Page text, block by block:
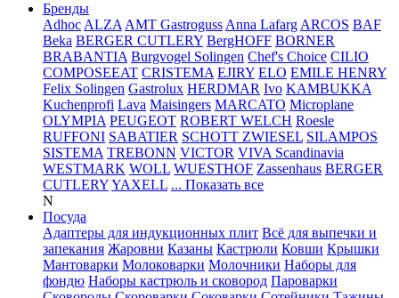
Бренды
Adhoc ALZA AMT Gastroguss Anna Lafarg ARCOS BAF
Beka BERGER CUTLERY BergHOFF BORNER
BRABANTIA Burgvogel Solingen Chef's Choice CILIO
COMPOSEEAT CRISTEMA EJIRY ELO EMILE HENRY
Felix Solingen Gastrolux HERDMAR Ivo KAMBUKKA
Kuchenprofi Lava Maisingers MARCATO Microplane
OLYMPIA PEUGEOT ROBERT WELCH Roesle
RUFFONI SABATIER SCHOTT ZWIESEL SILAMPOS
SISTEMA TREBONN VICTOR VIVA Scandinavia
WESTMARK WOLL WUESTHOF Zassenhaus BERGER
CUTLERYYAXELL ... Показать все
N
Посуда
Адаптеры для индукционных плит Всё для выпечки и
запекания Жаровни Казаны Кастрюли Ковши Крышки
Мантоварки Молоковарки Молочники Наборы для
фондю Наборы кастрюль и сковород Пароварки